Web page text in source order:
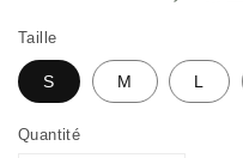
Taille
S M L
Quantité